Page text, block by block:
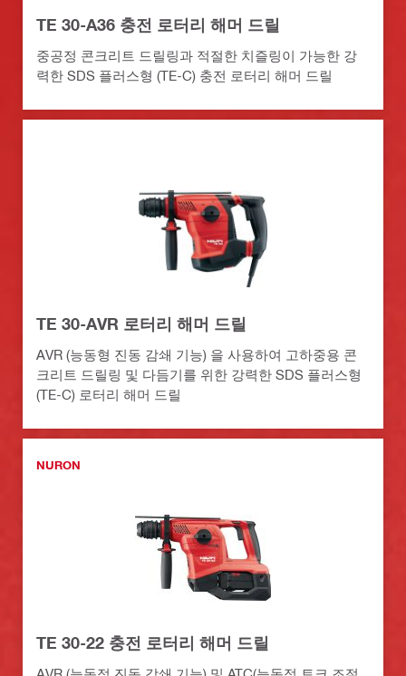
TE 30-A36 충전 로터리 해머 드릴
중공정 콘크리트 드릴링과 적절한 치즐링이 가능한 강
력한 SDS 플러스형 (TE-C) 충전 로터리 해머 드릴
TE 30-AVR 로터리 해머 드릴
AVR (능동형 진동 감쇄 기능) 을 사용하여 고하중용 콘
크리트 드릴링 및 다듬기를 위한 강력한 SDS 플러스형
(TE-C) 로터리 해머 드릴
NURON
TE 30-22 충전 로터리 해머 드릴